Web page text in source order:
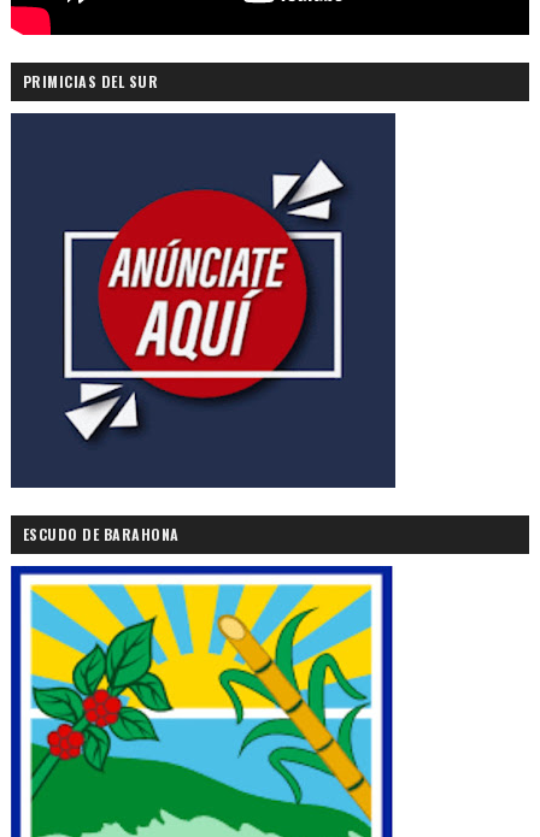
PRIMICIAS DEL SUR
ESCUDO DE BARAHONA